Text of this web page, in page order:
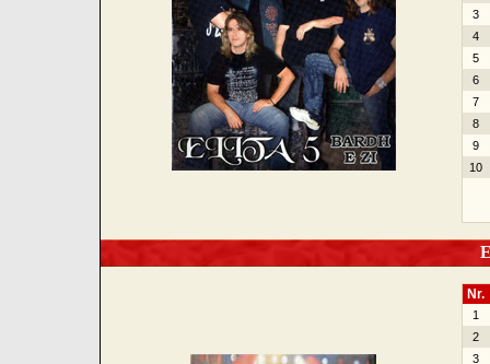
3
4
5
6
7
8
9
10
Nr.
1
2
3